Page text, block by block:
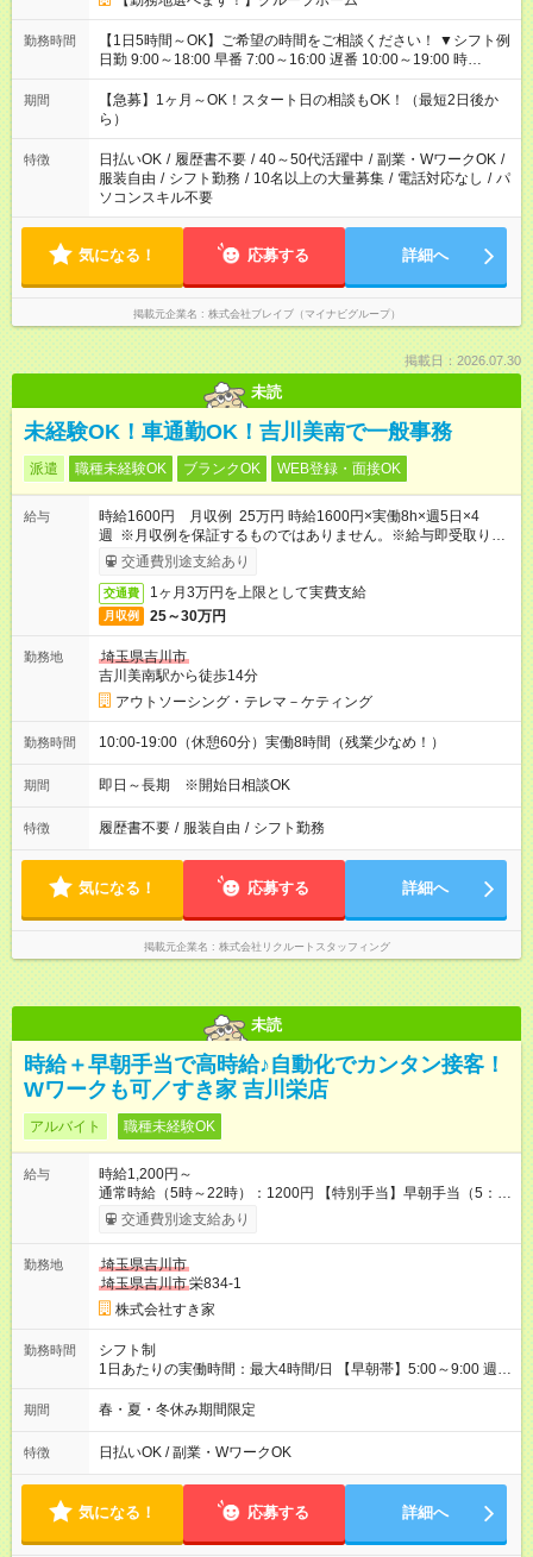
勤務時間
【1日5時間～OK】ご希望の時間をご相談ください！ ▼シフト例
日勤 9:00～18:00 早番 7:00～16:00 遅番 10:00～19:00 時
短 10:00～15:00 上記はあくまで一例です。 「夕方までには帰宅
しておきたい」 「朝はゆっくりのスタートがいい」 「お昼の時
間を有効に使いたい」 など、ご希望があれば教えてください
ね。
期間
【急募】1ヶ月～OK！スタート日の相談もOK！（最短2日後か
ら）
特徴 日払いOK / 履歴書不要 / 40～50代活躍中 / 副業・WワークOK /
服装自由 / シフト勤務 / 10名以上の大量募集 / 電話対応なし / パ
ソコンスキル不要
気になる！ 応募する 詳細へ
掲載元企業名 株式会社ブレイブ（マイナビグループ）
掲載日：2026.07.30
未読
未経験OK！車通勤OK！吉川美南で一般事務
派遣 職種未経験OK ブランクOK WEB登録・面接OK
給与
時給1600円 月収例 25万円 時給1600円×実働8h×週5日×4
週 ※月収例を保証するものではありません。※給与即受取りサ
ービス利用可（利用条件有）
交通費別途支給あり
交通費 1ヶ月3万円を上限として実費支給
月収例 25～30万円
勤務地
埼玉県吉川市
吉川美南駅から徒歩14分
アウトソーシング・テレマ－ケティング
勤務時間 10:00-19:00（休憩60分）実働8時間（残業少なめ！）
期間 即日～長期 ※開始日相談OK
特徴 履歴書不要 / 服装自由 / シフト勤務
気になる！ 応募する 詳細へ
掲載元企業名 株式会社リクルートスタッフィング
未読
時給＋早朝手当で高時給♪自動化でカンタン接客！
Wワークも可／すき家 吉川栄店
アルバイト 職種未経験OK
給与
時給1,200円～
通常時給（5時～22時）：1200円 【特別手当】早朝手当（5：
00-9：00）時給+150円 【試用期間】試用期間あり 試用期間の
長さ：1ヶ月 雇用形態、給与は本採用時と同じです。 試用期間
させていただきます。 研修制度あり：15時間(研修中も同時給）
交通費別途支給あり
勤務地
埼玉県吉川市
埼玉県吉川市栄834-1
株式会社すき家
勤務時間
シフト制
1日あたりの実働時間：最大4時間/日 【早朝帯】5:00～9:00 週2
日～・1日2h～OK◎ 勤務時間や曜日はご相談ください。
期間 春・夏・冬休み期間限定
特徴 日払いOK / 副業・WワークOK
気になる！ 応募する 詳細へ